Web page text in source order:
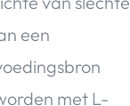
een
met L-